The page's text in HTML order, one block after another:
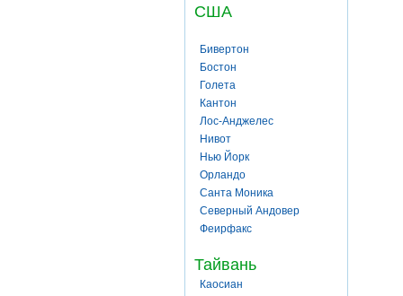
США
Бивертон
Бостон
Голета
Кантон
Лос-Анджелес
Нивот
Нью Йорк
Орландо
Санта Моника
Северный Андовер
Феирфакс
Тайвань
Каосиан